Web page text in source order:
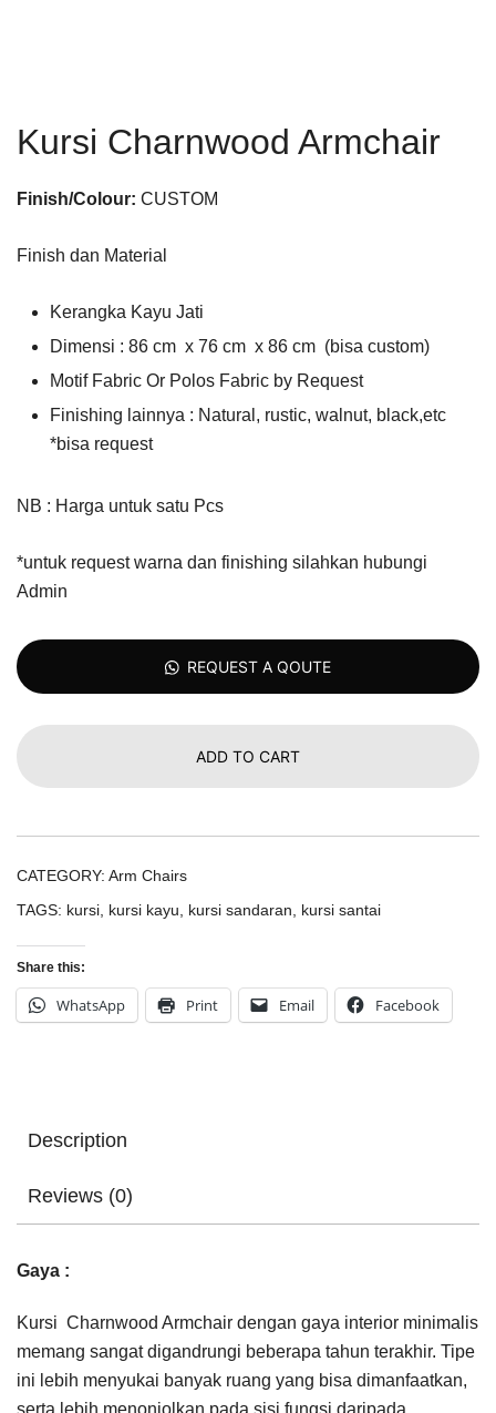
Kursi Charnwood Armchair
Finish/Colour: CUSTOM
Finish dan Material
Kerangka Kayu Jati
Dimensi : 86 cm x 76 cm x 86 cm (bisa custom)
Motif Fabric Or Polos Fabric by Request
Finishing lainnya : Natural, rustic, walnut, black,etc
*bisa request
NB : Harga untuk satu Pcs
*untuk request warna dan finishing silahkan hubungi
Admin
REQUEST A QOUTE
ADD TO CART
CATEGORY: Arm Chairs
TAGS: kursi kursi kayu kursi sandaran kursi santai
Share this:
WhatsApp Print Email Facebook
Description
Reviews (0)
Gaya :
Kursi Charnwood Armchair dengan gaya interior minimalis
memang sangat digandrungi beberapa tahun terakhir. Tipe
ini lebih menyukai banyak ruang yang bisa dimanfaatkan,
serta lebih menonjolkan pada sisi fungsi daripada